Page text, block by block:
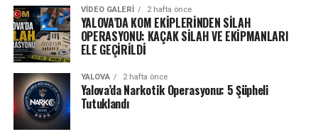
VIDEO GALERI 2 hafta önce
YALOVA’DA KOM EKİPLERİNDEN SİLAH
OPERASYONU: KAÇAK SİLAH VE EKİPMANLARI
ELE GEÇİRİLDİ
YALOVA 2 hafta önce
Yalova’da Narkotik Operasyonu: 5 Şüpheli
Tutuklandı